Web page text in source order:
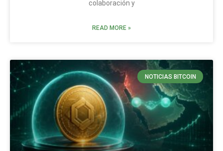
colaboración y
READ MORE »
NOTICIAS BITCOIN